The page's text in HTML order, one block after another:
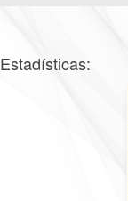
Estadísticas: